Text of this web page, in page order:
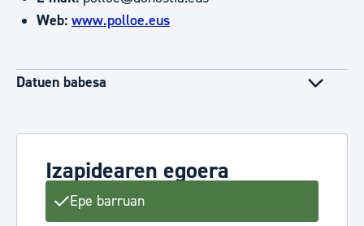
Web: www.polloe.eus
Datuen babesa
Izapidearen egoera
Epe barruan